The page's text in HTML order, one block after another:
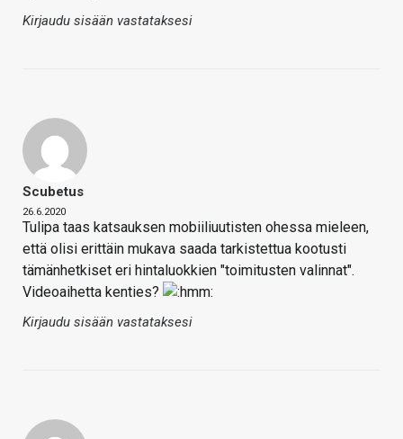
Kirjaudu sisään vastataksesi
Scubetus
26.6.2020
Tulipa taas katsauksen mobiiliuutisten ohessa mieleen,
että olisi erittäin mukava saada tarkistettua kootusti
tämänhetkiset eri hintaluokkien "toimitusten valinnat".
Videoaihetta kenties?
Kirjaudu sisään vastataksesi